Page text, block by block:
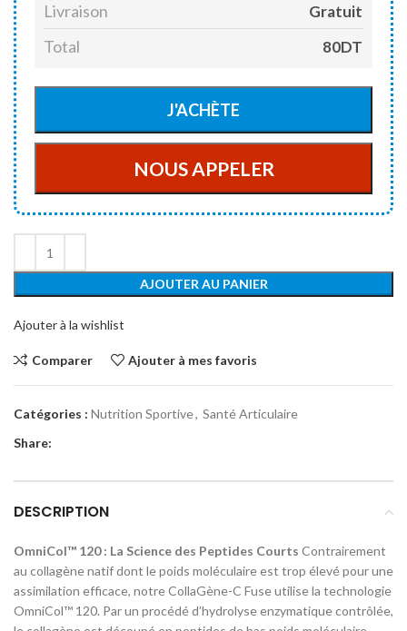
Livraison Gratuit
Total 80DT
AJOUTER AU PANIER
Ajouter à la wishlist
Comparer Ajouter à mes favoris
Catégories : Nutrition Sportive, Santé Articulaire
Share:
DESCRIPTION
OmniCol™ 120 : La Science des Peptides Courts Contrairement
au collagène natif dont le poids moléculaire est trop élevé pour une
assimilation efficace, notre CollaGène-C Fuse utilise la technologie
OmniCol™ 120. Par un procédé d’hydrolyse enzymatique contrôlée,